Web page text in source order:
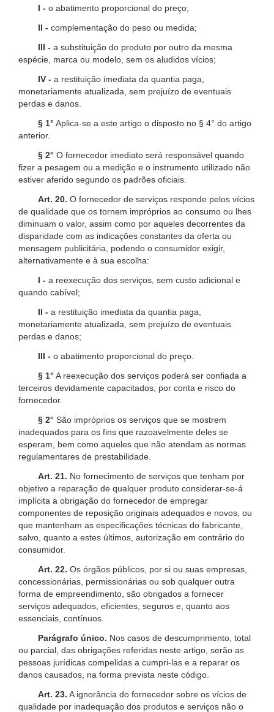
I - o abatimento proporcional do preço;
II - complementação do peso ou medida;
III - a substituição do produto por outro da mesma
espécie, marca ou modelo, sem os aludidos vícios;
IV - a restituição imediata da quantia paga,
monetariamente atualizada, sem prejuízo de eventuais
perdas e danos.
§ 1° Aplica-se a este artigo o disposto no § 4° do artigo
anterior.
§ 2° O fornecedor imediato será responsável quando
fizer a pesagem ou a medição e o instrumento utilizado não
estiver aferido segundo os padrões oficiais.
Art. 20. O fornecedor de serviços responde pelos vícios
de qualidade que os tornem impróprios ao consumo ou lhes
diminuam o valor, assim como por aqueles decorrentes da
disparidade com as indicações constantes da oferta ou
mensagem publicitária, podendo o consumidor exigir,
alternativamente e à sua escolha:
I - a reexecução dos serviços, sem custo adicional e
quando cabível;
II - a restituição imediata da quantia paga,
monetariamente atualizada, sem prejuízo de eventuais
perdas e danos;
III - o abatimento proporcional do preço.
§ 1° A reexecução dos serviços poderá ser confiada a
terceiros devidamente capacitados, por conta e risco do
fornecedor.
§ 2° São impróprios os serviços que se mostrem
inadequados para os fins que razoavelmente deles se
esperam, bem como aqueles que não atendam as normas
regulamentares de prestabilidade.
Art. 21. No fornecimento de serviços que tenham por
objetivo a reparação de qualquer produto considerar-se-á
implícita a obrigação do fornecedor de empregar
componentes de reposição originais adequados e novos, ou
que mantenham as especificações técnicas do fabricante,
salvo, quanto a estes últimos, autorização em contrário do
consumidor.
Art. 22. Os órgãos públicos, por si ou suas empresas,
concessionárias, permissionárias ou sob qualquer outra
forma de empreendimento, são obrigados a fornecer
serviços adequados, eficientes, seguros e, quanto aos
essenciais, contínuos.
Parágrafo único. Nos casos de descumprimento, total
ou parcial, das obrigações referidas neste artigo, serão as
pessoas jurídicas compelidas a cumpri-las e a reparar os
danos causados, na forma prevista neste código.
Art. 23. A ignorância do fornecedor sobre os vícios de
qualidade por inadequação dos produtos e serviços não o